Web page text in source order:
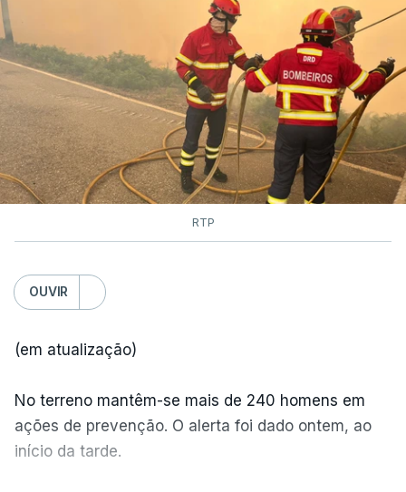
RTP
OUVIR
(em atualização)
No terreno mantêm-se mais de 240 homens em
ações de prevenção. O alerta foi dado ontem, ao
início da tarde.